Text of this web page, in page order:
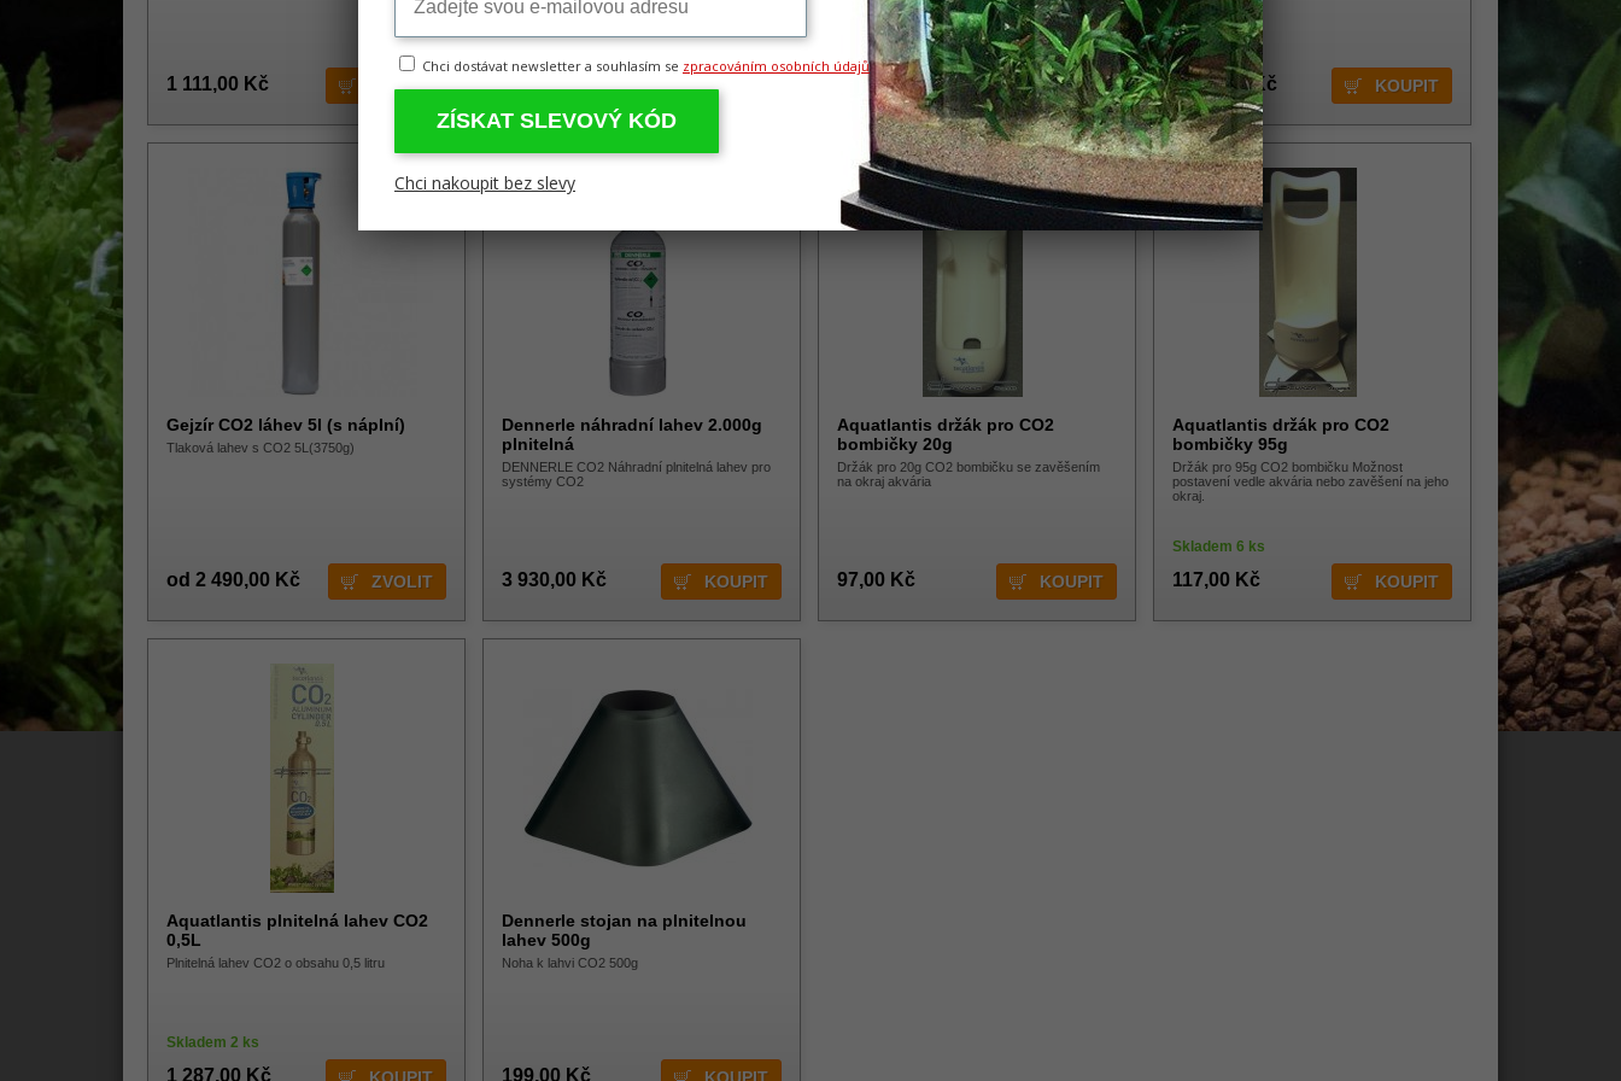
1 111,00 Kč 1 899,00 Kč 1 912,00 Kč
Gejzír CO2 láhev 5l (s náplní)
Tlaková lahev s CO2 5L(3750g)
od 2 490,00 Kč ZVOLIT
Dennerle náhradní lahev 2.000g
plnitelná
DENNERLE CO2 Náhradní plnitelná lahev pro
systémy CO2
3 930,00 Kč
Aquatlantis držák pro CO2
bombičky 20g
Držák pro 20g CO2 bombičku se zavěšením
na okraj akvária
97,00 Kč
Aquatlantis držák pro CO2
bombičky 95g
Držák pro 95g CO2 bombičku Možnost
postavení vedle akvária nebo zavěšení na jeho
okraj.
Skladem 6 ks
117,00 Kč
Aquatlantis plnitelná lahev CO2
0,5L
Plnitelná lahev CO2 o obsahu 0,5 litru
Skladem 2 ks
1 287,00 Kč
Dennerle stojan na plnitelnou
lahev 500g
Noha k lahvi CO2 500g
199,00 Kč
Chci dostávat newsletter a souhlasím se zpracováním osobních údajů
ZÍSKAT SLEVOVÝ KÓD
Chci nakoupit bez slevy